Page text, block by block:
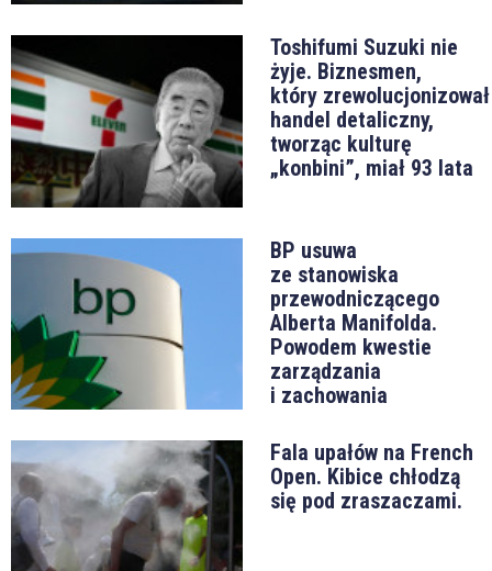
Toshifumi Suzuki nie
żyje. Biznesmen,
który zrewolucjonizował
handel detaliczny,
tworząc kulturę
„konbini”, miał 93 lata
BP usuwa
ze stanowiska
przewodniczącego
Alberta Manifolda.
Powodem kwestie
zarządzania
i zachowania
Fala upałów na French
Open. Kibice chłodzą
się pod zraszaczami.